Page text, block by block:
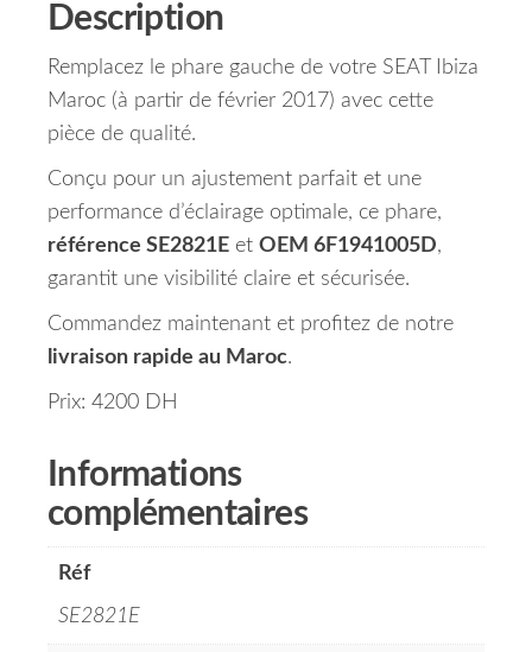
Description
Remplacez le phare gauche de votre SEAT Ibiza
Maroc (à partir de février 2017) avec cette
pièce de qualité.
Conçu pour un ajustement parfait et une
performance d’éclairage optimale, ce phare,
référence SE2821E et OEM 6F1941005D,
garantit une visibilité claire et sécurisée.
Commandez maintenant et profitez de notre
livraison rapide au Maroc.
Prix: 4200 DH
Informations
complémentaires
Réf
SE2821E